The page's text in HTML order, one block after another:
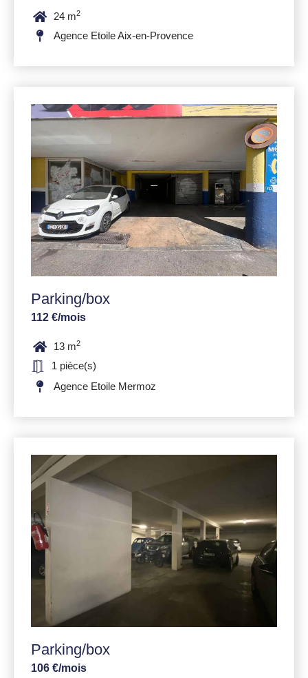
24 m2
Agence Etoile Aix-en-Provence
Parking/box
112 €/mois
13 m2
1 pièce(s)
Agence Etoile Mermoz
Parking/box
106 €/mois